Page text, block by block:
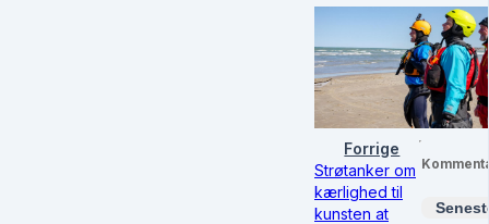
Forrige
Strøtanker om
kærlighed til
kunsten at